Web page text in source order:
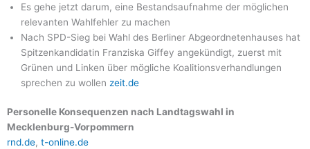
Es gehe jetzt darum, eine Bestandsaufnahme der möglichen
relevanten Wahlfehler zu machen
Nach SPD-Sieg bei Wahl des Berliner Abgeordnetenhauses hat
Spitzenkandidatin Franziska Giffey angekündigt, zuerst mit
Grünen und Linken über mögliche Koalitionsverhandlungen
sprechen zu wollen zeit.de
Personelle Konsequenzen nach Landtagswahl in
Mecklenburg-Vorpommern
rnd.de, t-online.de